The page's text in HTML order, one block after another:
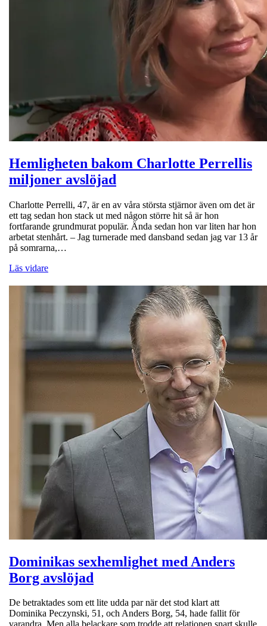
Hemligheten bakom Charlotte Perrellis
miljoner avslöjad
Charlotte Perrelli, 47, är en av våra största stjärnor även om det är
ett tag sedan hon stack ut med någon större hit så är hon
fortfarande grundmurat populär. Ända sedan hon var liten har hon
arbetat stenhårt. – Jag turnerade med dansband sedan jag var 13 år
på somrarna,…
Läs vidare
Dominikas sexhemlighet med Anders
Borg avslöjad
De betraktades som ett lite udda par när det stod klart att
Dominika Peczynski, 51, och Anders Borg, 54, hade fallit för